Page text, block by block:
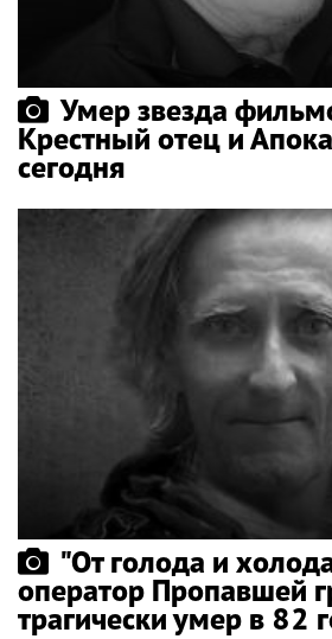
Умер звезда
Крестный отец и
сегодня
"От голода и
оператор Пропавшей
трагически умер в 82